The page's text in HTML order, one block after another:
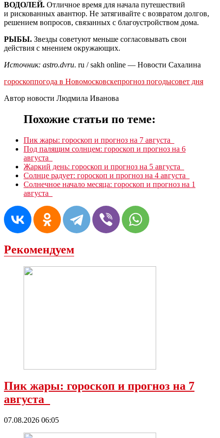
ВОДОЛЕЙ. Отличное время для начала путешествий
и рискованных авантюр. Не затягивайте с возвратом долгов,
решением вопросов, связанных с благоустройством дома.
РЫБЫ. Звезды советуют меньше согласовывать свои
действия с мнением окружающих.
Источник: astro.dvru. ru / sakh online — Новости Сахалина
гороскоппогода в Новомосковскепрогноз погодысовет дня
Автор новости Людмила Иванова
Похожие статьи по теме:
Пик жары: гороскоп и прогноз на 7 августа
Под палящим солнцем: гороскоп и прогноз на 6
августа
Жаркий день: гороскоп и прогноз на 5 августа
Солнце радует: гороскоп и прогноз на 4 августа
Солнечное начало месяца: гороскоп и прогноз на 1
августа
Рекомендуем
Пик жары: гороскоп и прогноз на 7
августа
07.08.2026 06:05